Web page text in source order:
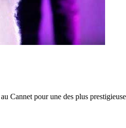
Cannet pour une des plus